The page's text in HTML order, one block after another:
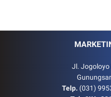
Jl. Jogoloyo
Telp. (031)